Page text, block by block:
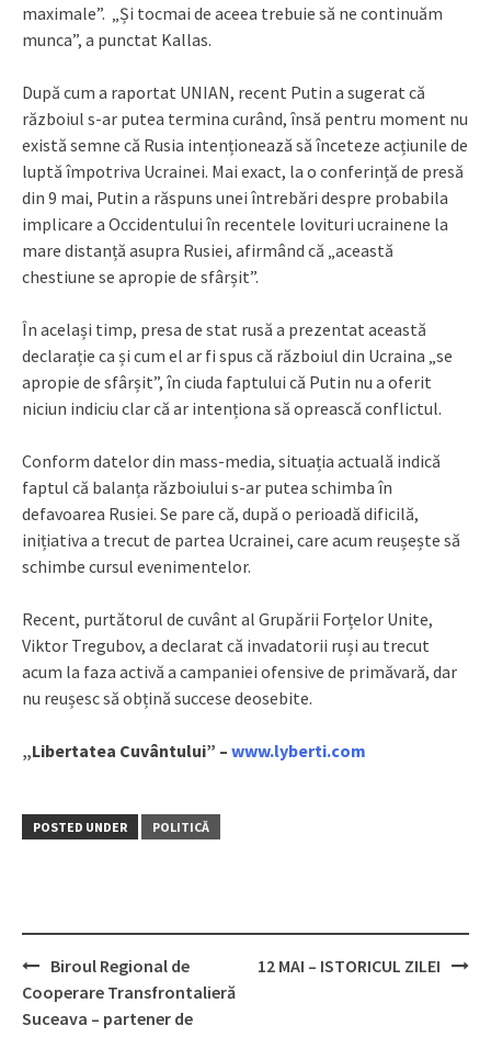
maximale”. „Și tocmai de aceea trebuie să ne continuăm
munca”, a punctat Kallas.
După cum a raportat UNIAN, recent Putin a sugerat că
războiul s-ar putea termina curând, însă pentru moment nu
există semne că Rusia intenționează să înceteze acțiunile de
luptă împotriva Ucrainei. Mai exact, la o conferință de presă
din 9 mai, Putin a răspuns unei întrebări despre probabila
implicare a Occidentului în recentele lovituri ucrainene la
mare distanță asupra Rusiei, afirmând că „această
chestiune se apropie de sfârșit”.
În același timp, presa de stat rusă a prezentat această
declarație ca și cum el ar fi spus că războiul din Ucraina „se
apropie de sfârșit”, în ciuda faptului că Putin nu a oferit
niciun indiciu clar că ar intenționa să oprească conflictul.
Conform datelor din mass-media, situația actuală indică
faptul că balanța războiului s-ar putea schimba în
defavoarea Rusiei. Se pare că, după o perioadă dificilă,
inițiativa a trecut de partea Ucrainei, care acum reușește să
schimbe cursul evenimentelor.
Recent, purtătorul de cuvânt al Grupării Forțelor Unite,
Viktor Tregubov, a declarat că invadatorii ruși au trecut
acum la faza activă a campaniei ofensive de primăvară, dar
nu reușesc să obțină succese deosebite.
„Libertatea Cuvântului” – www.lyberti.com
POSTED UNDER POLITICĂ
Post
navigation
Biroul Regional de
Cooperare Transfrontalieră
Suceava – partener de
12 MAI – ISTORICUL ZILEI